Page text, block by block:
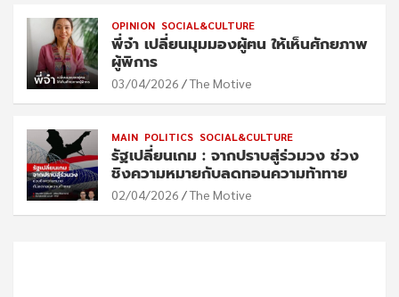
OPINION SOCIAL&CULTURE
พี่จ๋า เปลี่ยนมุมมองผู้ฅน ให้เห็นศักยภาพ
ผู้พิการ
03/04/2026 The Motive
MAIN POLITICS SOCIAL&CULTURE
รัฐเปลี่ยนเกม : จากปราบสู่ร่วมวง ช่วง
ชิงความหมายกับลดทอนความท้าทาย
02/04/2026 The Motive